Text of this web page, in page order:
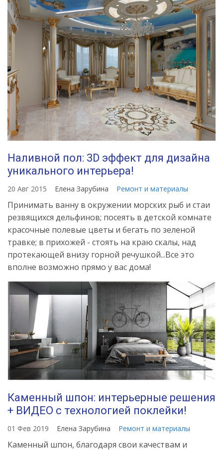
Наливной пол: 3D эффект для дизайна
уникального интерьера!
20 Авг 2015 Елена Зарубина Ремонт и материалы
Принимать ванну в окружении морских рыб и стаи
резвящихся дельфинов; посеять в детской комнате
красочные полевые цветы и бегать по зеленой
травке; в прихожей - стоять на краю скалы, над
протекающей внизу горной речушкой...Все это
вполне возможно прямо у вас дома!
Каменный шпон: интерьерные решения
+ ВИДЕО с технологией поклейки!
01 Фев 2019 Елена Зарубина Ремонт и материалы
Каменный шпон, благодаря свои качествам и